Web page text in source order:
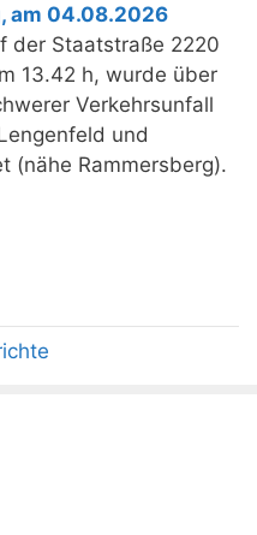
am 04.08.2026
der Staatstraße 2220
13.42 h, wurde über
Verkehrsunfall
und
(nähe Rammersberg).